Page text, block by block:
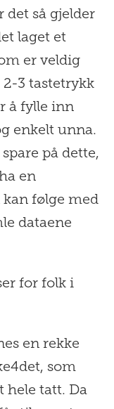
det så gjelder
laget et
er veldig
2-3 tastetrykk
å fylle inn
enkelt unna.
på dette,
en
følge med
dataene
for folk i
en rekke
som
hele tatt. Da